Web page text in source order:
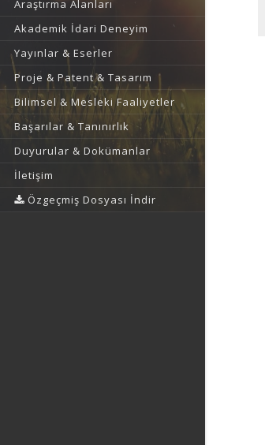
Araştırma Alanları
Akademik İdari Deneyim
Yayınlar & Eserler
Proje & Patent & Tasarım
Bilimsel & Mesleki Faaliyetler
Başarılar & Tanınırlık
Duyurular & Dokümanlar
İletişim
Özgeçmiş Dosyası İndir